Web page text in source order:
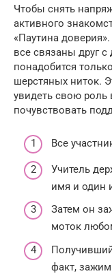
Чтобы снять
активного
«Паутина
все связаны друг
понадобится
шерстяных ниток.
увидеть свою
почувствовать
Все
Учитель
имя и один
Затем он
моток
факт,